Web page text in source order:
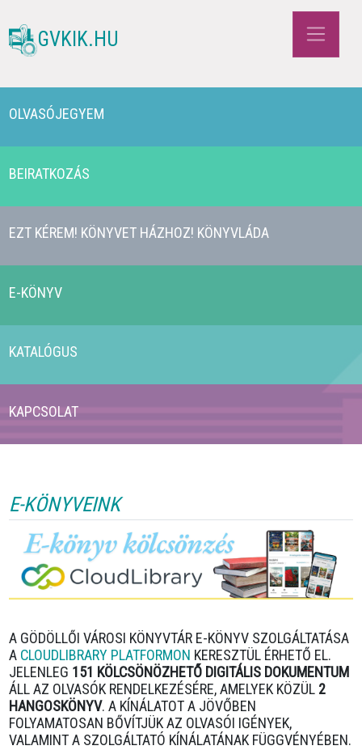
GVKIK.HU
OLVASÓJEGYEM
BEIRATKOZÁS
EZT KÉREM! KÖNYVET HÁZHOZ! KÖNYVLÁDA
E-KÖNYV
KATALÓGUS
KAPCSOLAT
E-KÖNYVEINK
A GÖDÖLLŐI VÁROSI KÖNYVTÁR E-KÖNYV SZOLGÁLTATÁSA
A CLOUDLIBRARY PLATFORMON KERESZTÜL ÉRHETŐ EL.
JELENLEG 151 KÖLCSÖNÖZHETŐ DIGITÁLIS DOKUMENTUM
ÁLL AZ OLVASÓK RENDELKEZÉSÉRE, AMELYEK KÖZÜL 2
HANGOSKÖNYV. A KÍNÁLATOT A JÖVŐBEN
FOLYAMATOSAN BŐVÍTJÜK AZ OLVASÓI IGÉNYEK,
VALAMINT A SZOLGÁLTATÓ KÍNÁLATÁNAK FÜGGVÉNYÉBEN.